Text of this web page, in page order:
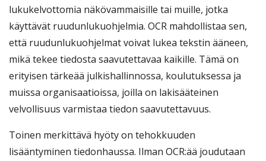
lukukelvottomia näkövammaisille tai muille, jotka
käyttävät ruudunlukuohjelmia. OCR mahdollistaa sen,
että ruudunlukuohjelmat voivat lukea tekstin ääneen,
mikä tekee tiedosta saavutettavaa kaikille. Tämä on
erityisen tärkeää julkishallinnossa, koulutuksessa ja
muissa organisaatioissa, joilla on lakisääteinen
velvollisuus varmistaa tiedon saavutettavuus.
Toinen merkittävä hyöty on tehokkuuden
lisääntyminen tiedonhaussa. Ilman OCR:ää joudutaan